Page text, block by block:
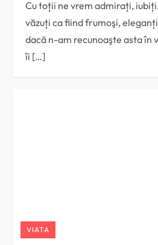
Cu toții ne vrem admirați,
văzuți ca fiind frumoşi,
dacã n-am recunoaşte asta în
îi […]
VIATA